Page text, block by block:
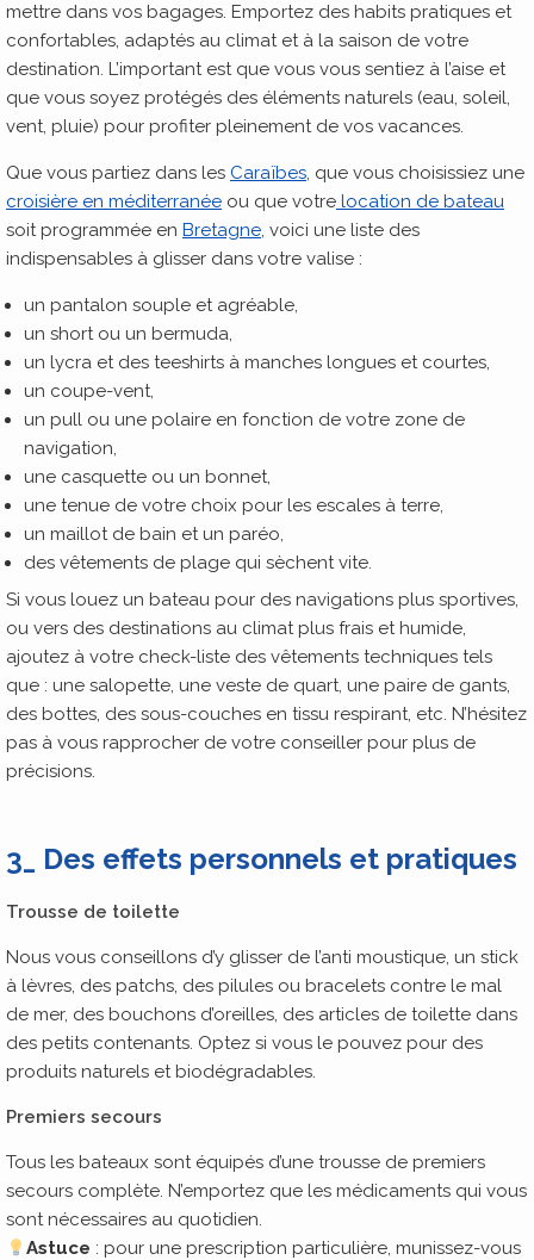
mettre dans vos bagages. Emportez des habits pratiques et
confortables, adaptés au climat et à la saison de votre
destination. L’important est que vous vous sentiez à l’aise et
que vous soyez protégés des éléments naturels (eau, soleil,
vent, pluie) pour profiter pleinement de vos vacances.
Que vous partiez dans les Caraïbes, que vous choisissiez une
croisière en méditerranée ou que votre location de bateau
soit programmée en Bretagne, voici une liste des
indispensables à glisser dans votre valise :
un pantalon souple et agréable,
un short ou un bermuda,
un lycra et des teeshirts à manches longues et courtes,
un coupe-vent,
un pull ou une polaire en fonction de votre zone de
navigation,
une casquette ou un bonnet,
une tenue de votre choix pour les escales à terre,
un maillot de bain et un paréo,
des vêtements de plage qui sèchent vite.
Si vous louez un bateau pour des navigations plus sportives,
ou vers des destinations au climat plus frais et humide,
ajoutez à votre check-liste des vêtements techniques tels
que : une salopette, une veste de quart, une paire de gants,
des bottes, des sous-couches en tissu respirant, etc. N’hésitez
pas à vous rapprocher de votre conseiller pour plus de
précisions.
3_ Des effets personnels et pratiques
Trousse de toilette
Nous vous conseillons d’y glisser de l’anti moustique, un stick
à lèvres, des patchs, des pilules ou bracelets contre le mal
de mer, des bouchons d’oreilles, des articles de toilette dans
des petits contenants. Optez si vous le pouvez pour des
produits naturels et biodégradables.
Premiers secours
Tous les bateaux sont équipés d’une trousse de premiers
secours complète. N’emportez que les médicaments qui vous
sont nécessaires au quotidien.
Astuce : pour une prescription particulière, munissez-vous